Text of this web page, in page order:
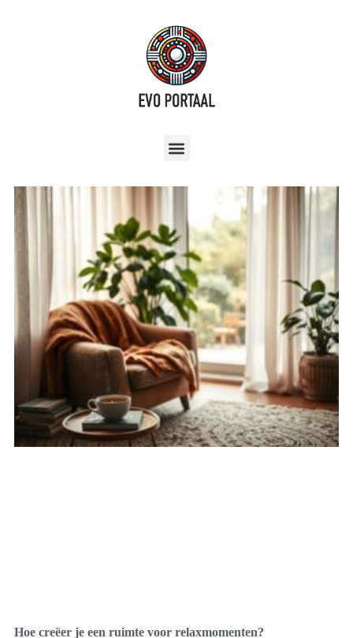
Hoe creëer je een ruimte voor relaxmomenten?